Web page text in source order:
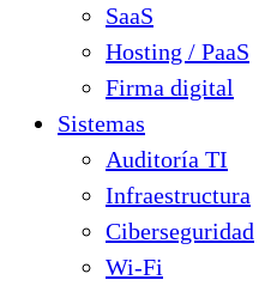
SaaS
Hosting / PaaS
Firma digital
Sistemas
Auditoría TI
Infraestructura
Ciberseguridad
Wi-Fi